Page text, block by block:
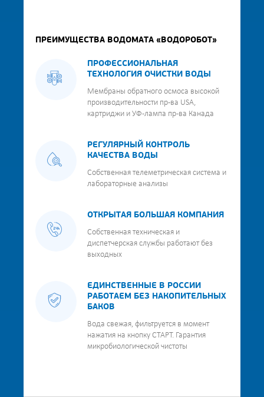
ПРЕИМУЩЕСТВА ВОДОМАТА «ВОДОРОБОТ»
ПРОФЕССИОНАЛЬНАЯ
ТЕХНОЛОГИЯ ОЧИСТКИ ВОДЫ
Мембраны обратного осмоса высокой
производительности пр-ва USA,
картриджи и УФ-лампа пр-ва Канада
РЕГУЛЯРНЫЙ КОНТРОЛЬ
КАЧЕСТВА ВОДЫ
Собственная телеметрическая система и
лабораторные анализы
ОТКРЫТАЯ БОЛЬШАЯ КОМПАНИЯ
Собственная техническая и
диспетчерская службы работают без
выходных
ЕДИНСТВЕННЫЕ В РОССИИ
РАБОТАЕМ БЕЗ НАКОПИТЕЛЬНЫХ
БАКОВ
Вода свежая, фильтруется в момент
нажатия на кнопку СТАРТ. Гарантия
микробиологической чистоты